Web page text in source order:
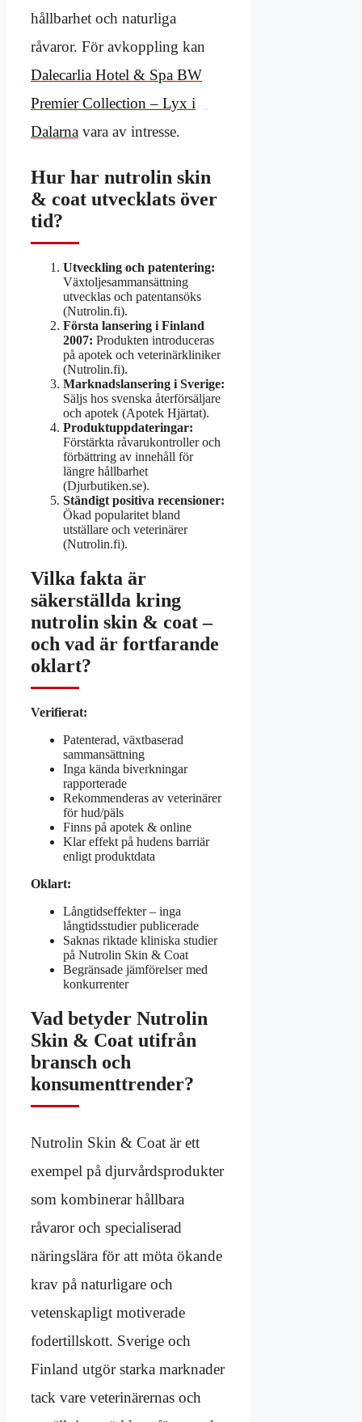
hållbarhet och naturliga
råvaror. För avkoppling kan
Dalecarlia Hotel & Spa BW
Premier Collection – Lyx i
Dalarna vara av intresse.
Hur har nutrolin skin
& coat utvecklats över
tid?
Utveckling och patentering:
Växtoljesammansättning
utvecklas och patentansöks
(Nutrolin.fi).
Första lansering i Finland
2007: Produkten introduceras
på apotek och veterinärkliniker
(Nutrolin.fi).
Marknadslansering i Sverige:
Säljs hos svenska återförsäljare
och apotek (Apotek Hjärtat).
Produktuppdateringar:
Förstärkta råvarukontroller och
förbättring av innehåll för
längre hållbarhet
(Djurbutiken.se).
Ständigt positiva recensioner:
Ökad popularitet bland
utställare och veterinärer
(Nutrolin.fi).
Vilka fakta är
säkerställda kring
nutrolin skin & coat –
och vad är fortfarande
oklart?
Verifierat:
Patenterad, växtbaserad
sammansättning
Inga kända biverkningar
rapporterade
Rekommenderas av veterinärer
för hud/päls
Finns på apotek & online
Klar effekt på hudens barriär
enligt produktdata
Oklart:
Långtidseffekter – inga
långtidsstudier publicerade
Saknas riktade kliniska studier
på Nutrolin Skin & Coat
Begränsade jämförelser med
konkurrenter
Vad betyder Nutrolin
Skin & Coat utifrån
bransch och
konsumenttrender?
Nutrolin Skin & Coat är ett
exempel på djurvårdsprodukter
som kombinerar hållbara
råvaror och specialiserad
näringslära för att möta ökande
krav på naturligare och
vetenskapligt motiverade
fodertillskott. Sverige och
Finland utgör starka marknader
tack vare veterinärernas och